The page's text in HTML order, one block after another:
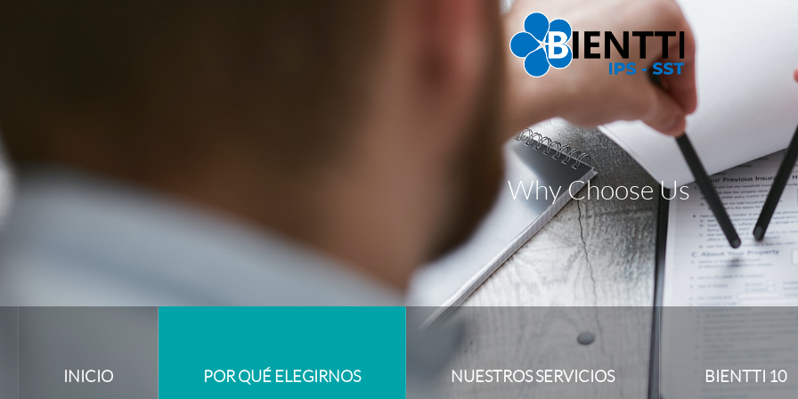
Why Choose Us
INICIO POR QUÉ ELEGIRNOS NUESTROS SERVICIOS BIENTTI 10